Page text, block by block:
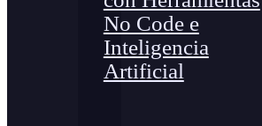
No Code e
Inteligencia
Artificial